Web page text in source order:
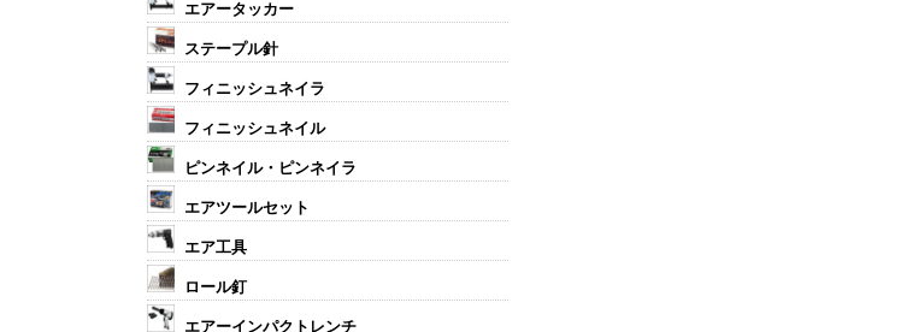
エアータッカー
ステープル針
フィニッシュネイラ
フィニッシュネイル
ピンネイル・ピンネイラ
エアツールセット
エア工具
ロール釘
エアーインパクトレンチ